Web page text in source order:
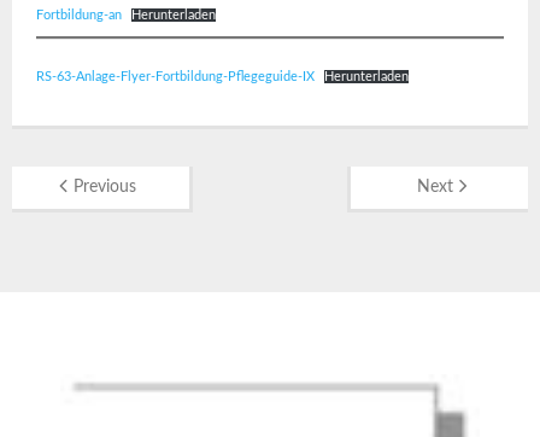
Fortbildung-an
Herunterladen
RS-63-Anlage-Flyer-Fortbildung-Pflegeguide-IX Herunterladen
Previous Next